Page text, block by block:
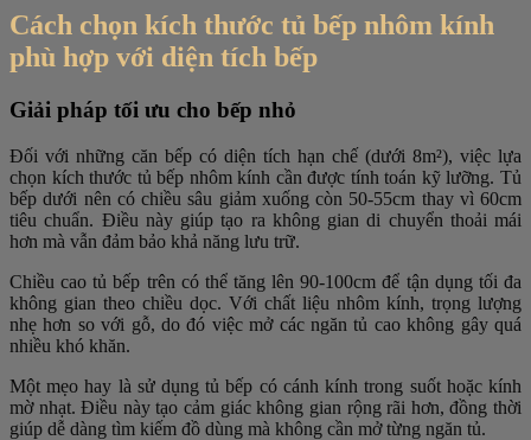
Cách chọn kích thước tủ bếp nhôm kính
phù hợp với diện tích bếp
Giải pháp tối ưu cho bếp nhỏ
Đối với những căn bếp có diện tích hạn chế (dưới 8m²), việc lựa
chọn kích thước tủ bếp nhôm kính cần được tính toán kỹ lưỡng. Tủ
bếp dưới nên có chiều sâu giảm xuống còn 50-55cm thay vì 60cm
tiêu chuẩn. Điều này giúp tạo ra không gian di chuyển thoải mái
hơn mà vẫn đảm bảo khả năng lưu trữ.
Chiều cao tủ bếp trên có thể tăng lên 90-100cm để tận dụng tối đa
không gian theo chiều dọc. Với chất liệu nhôm kính, trọng lượng
nhẹ hơn so với gỗ, do đó việc mở các ngăn tủ cao không gây quá
nhiều khó khăn.
Một mẹo hay là sử dụng tủ bếp có cánh kính trong suốt hoặc kính
mờ nhạt. Điều này tạo cảm giác không gian rộng rãi hơn, đồng thời
giúp dễ dàng tìm kiếm đồ dùng mà không cần mở từng ngăn tủ.